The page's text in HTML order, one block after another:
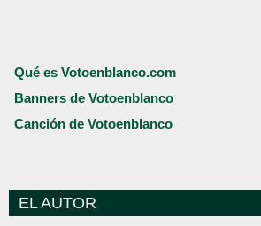
Qué es Votoenblanco.com
Banners de Votoenblanco
Canción de Votoenblanco
EL AUTOR